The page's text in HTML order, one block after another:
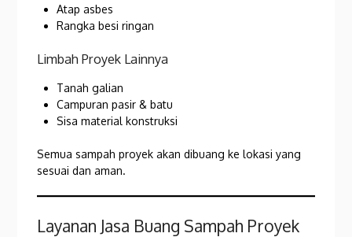
Atap asbes
Rangka besi ringan
Limbah Proyek Lainnya
Tanah galian
Campuran pasir & batu
Sisa material konstruksi
Semua sampah proyek akan dibuang ke lokasi yang
sesuai dan aman.
Layanan Jasa Buang Sampah Proyek